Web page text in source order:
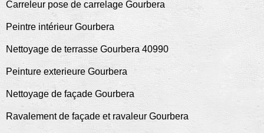
Carreleur pose de carrelage Gourbera
Peintre intérieur Gourbera
Nettoyage de terrasse Gourbera 40990
Peinture exterieure Gourbera
Nettoyage de façade Gourbera
Ravalement de façade et ravaleur Gourbera